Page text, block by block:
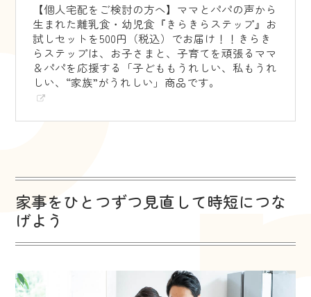
【個人宅配をご検討の方へ】ママとパパの声から
生まれた離乳食・幼児食『きらきらステップ』お
試しセットを500円（税込）でお届け！！きらき
らステップは、お子さまと、子育てを頑張るママ
＆パパを応援する「子どももうれしい、私もうれ
しい、“家族”がうれしい」商品です。
家事をひとつずつ見直して時短につな
げよう